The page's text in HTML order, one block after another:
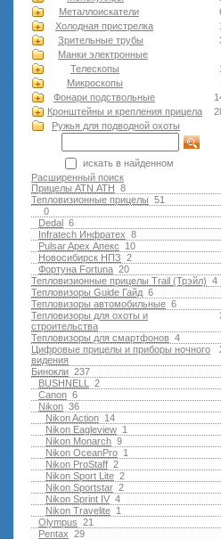
Металлоискатели
Холодная пристрелка
Зрительные трубы
Манки электронные
Телескопы
Микроскопы
Фонари подствольные
Кронштейны и крепления прицела
Ружья для подводной оxоты
искать в найденном
Расширенный поиск
8
Прицелы ATN АТН
51
Тепловизионные прицелы
0
6
Dedal
8
Infratech Инфратех
10
Pulsar Apex Апекс
2
Новосибирск НПЗ
20
Фортуна Fortuna
4
Тепловизионные прицелы Trail (Трэйл)
6
Тепловизоры Guide Гайд
6
Тепловизоры автомобильные
Тепловизоры для охоты и
строительства
4
Тепловизоры для смартфонов
Цифровые прицелы и приборы ночного
видения
237
Бинокли
2
BUSHNELL
6
Canon
36
Nikon
14
Nikon Action
1
Nikon Eagleview
9
Nikon Monarch
1
Nikon OceanPro
2
Nikon ProStaff
2
Nikon Sport Lite
2
Nikon Sportstar
4
Nikon Sprint IV
1
Nikon Travelite
21
Olympus
29
Pentax